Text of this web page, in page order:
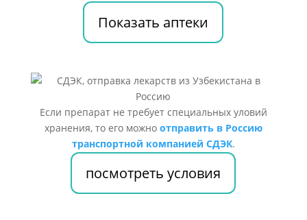
Показать аптеки
Если препарат не требует специальных уловий
хранения, то его можно отправить в Россию
транспортной компанией СДЭК.
посмотреть условия